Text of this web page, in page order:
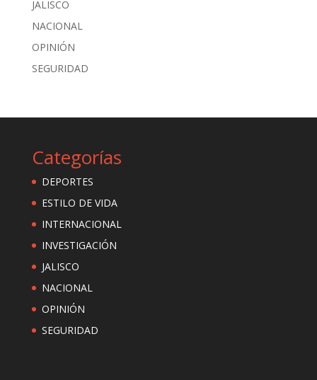
JALISCO
NACIONAL
OPINIÓN
SEGURIDAD
Categorías
DEPORTES
ESTILO DE VIDA
INTERNACIONAL
INVESTIGACIÓN
JALISCO
NACIONAL
OPINIÓN
SEGURIDAD